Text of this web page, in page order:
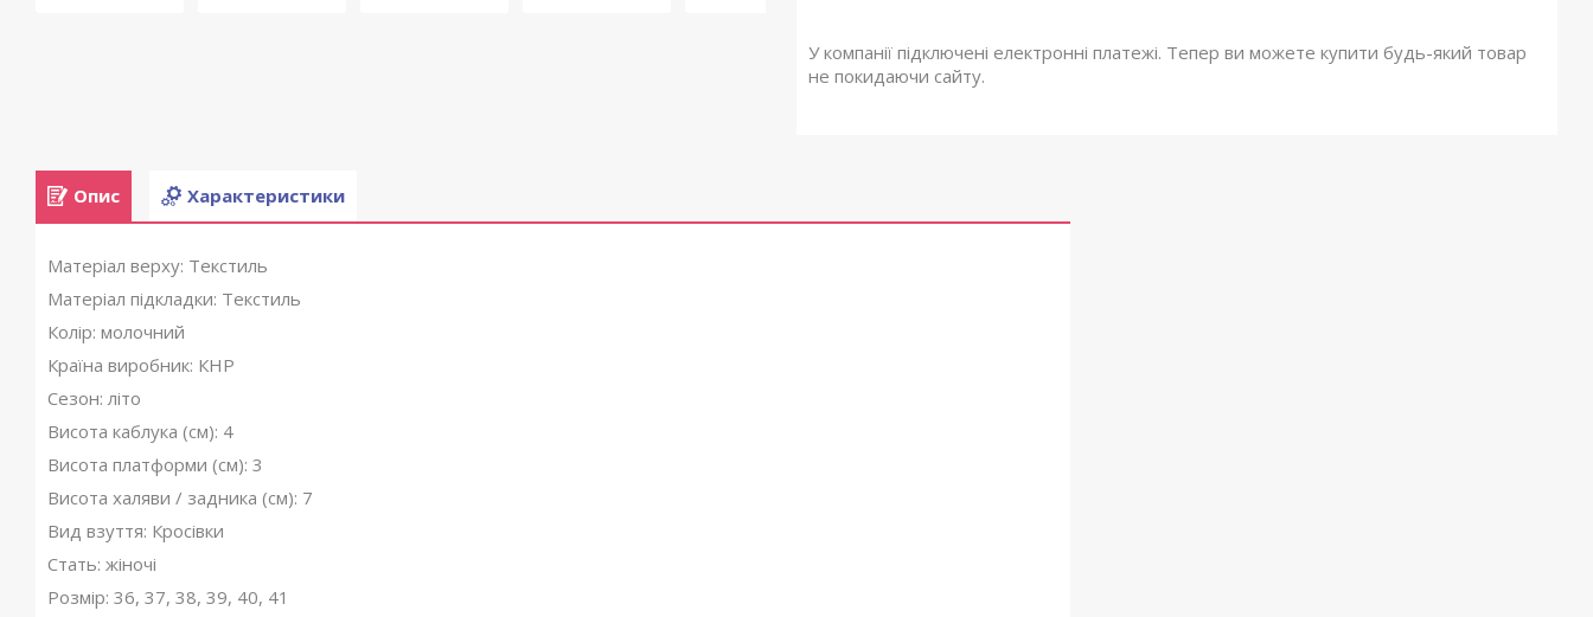
У компанії підключені електронні платежі. Тепер ви можете купити будь-який товар
не покидаючи сайту.
Опис Характеристики
Матеріал верху: Текстиль
Матеріал підкладки: Текстиль
Колір: молочний
Країна виробник: КНР
Сезон: літо
Висота каблука (см): 4
Висота платформи (см): 3
Висота халяви / задника (см): 7
Вид взуття: Кросівки
Стать: жіночі
Розмір: 36, 37, 38, 39, 40, 41